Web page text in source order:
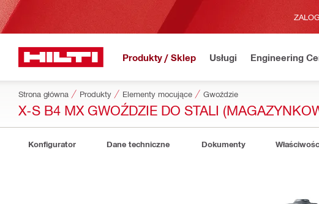
Produkty / Sklep Usługi Engineering
Strona główna Produkty Elementy mocujące Gwoździe
X-S B4 MX GWOŹDZIE DO STALI
Konfigurator Dane techniczne Dokumenty